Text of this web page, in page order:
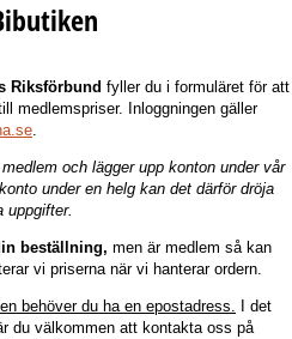
Riksförbund fyller du i formuläret för att
medlemspriser. Inloggningen gäller
.
och lägger upp konton under vår
under en helg kan det därför dröja
uppgifter.
beställning, men är medlem så kan
vi priserna när vi hanterar ordern.
behöver du ha en epostadress. I det
du välkommen att kontakta oss på